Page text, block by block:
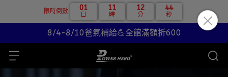
限時倒數 01
日
11
時
12
分
43
秒
8/4-8/10爸氣補給💪全館滿額折600